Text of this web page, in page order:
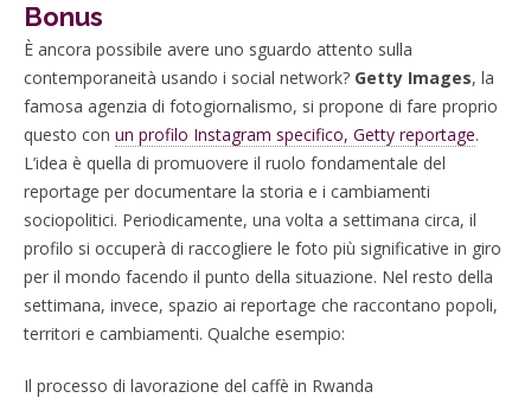
Bonus
È ancora possibile avere uno sguardo attento sulla
contemporaneità usando i social network? Getty Images, la
famosa agenzia di fotogiornalismo, si propone di fare proprio
questo con un profilo Instagram specifico, Getty reportage.
L’idea è quella di promuovere il ruolo fondamentale del
reportage per documentare la storia e i cambiamenti
sociopolitici. Periodicamente, una volta a settimana circa, il
profilo si occuperà di raccogliere le foto più significative in giro
per il mondo facendo il punto della situazione. Nel resto della
settimana, invece, spazio ai reportage che raccontano popoli,
territori e cambiamenti. Qualche esempio:
Il processo di lavorazione del caffè in Rwanda